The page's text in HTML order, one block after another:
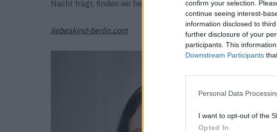
confirm your selection.
continue seeing interest-
information disclosed to
further disclosure of your
participants. This
Downstream Participants
Personal Data
I want to opt-out of the
Opted In
Nacht trägt, finden wir bei Liebeskind Berlin.
liebeskind-berlin.com